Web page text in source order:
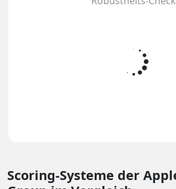
Scoring-Systeme der